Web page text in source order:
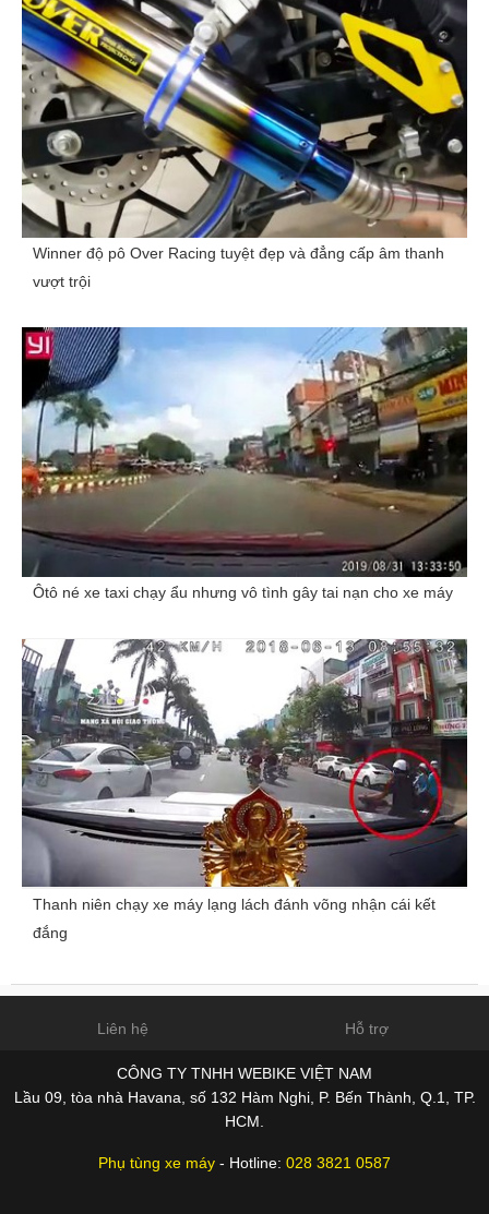
Winner độ pô Over Racing tuyệt đẹp và đẳng cấp âm thanh
vượt trội
Ôtô né xe taxi chạy ẩu nhưng vô tình gây tai nạn cho xe máy
Thanh niên chạy xe máy lạng lách đánh võng nhận cái kết
đắng
Liên hệ Hỗ trợ
CÔNG TY TNHH WEBIKE VIỆT NAM
Lầu 09, tòa nhà Havana, số 132 Hàm Nghi, P. Bến Thành, Q.1, TP.
HCM.
Phụ tùng xe máy - Hotline: 028 3821 0587